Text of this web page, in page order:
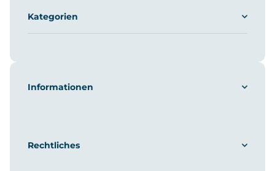
Kategorien
Informationen
Rechtliches